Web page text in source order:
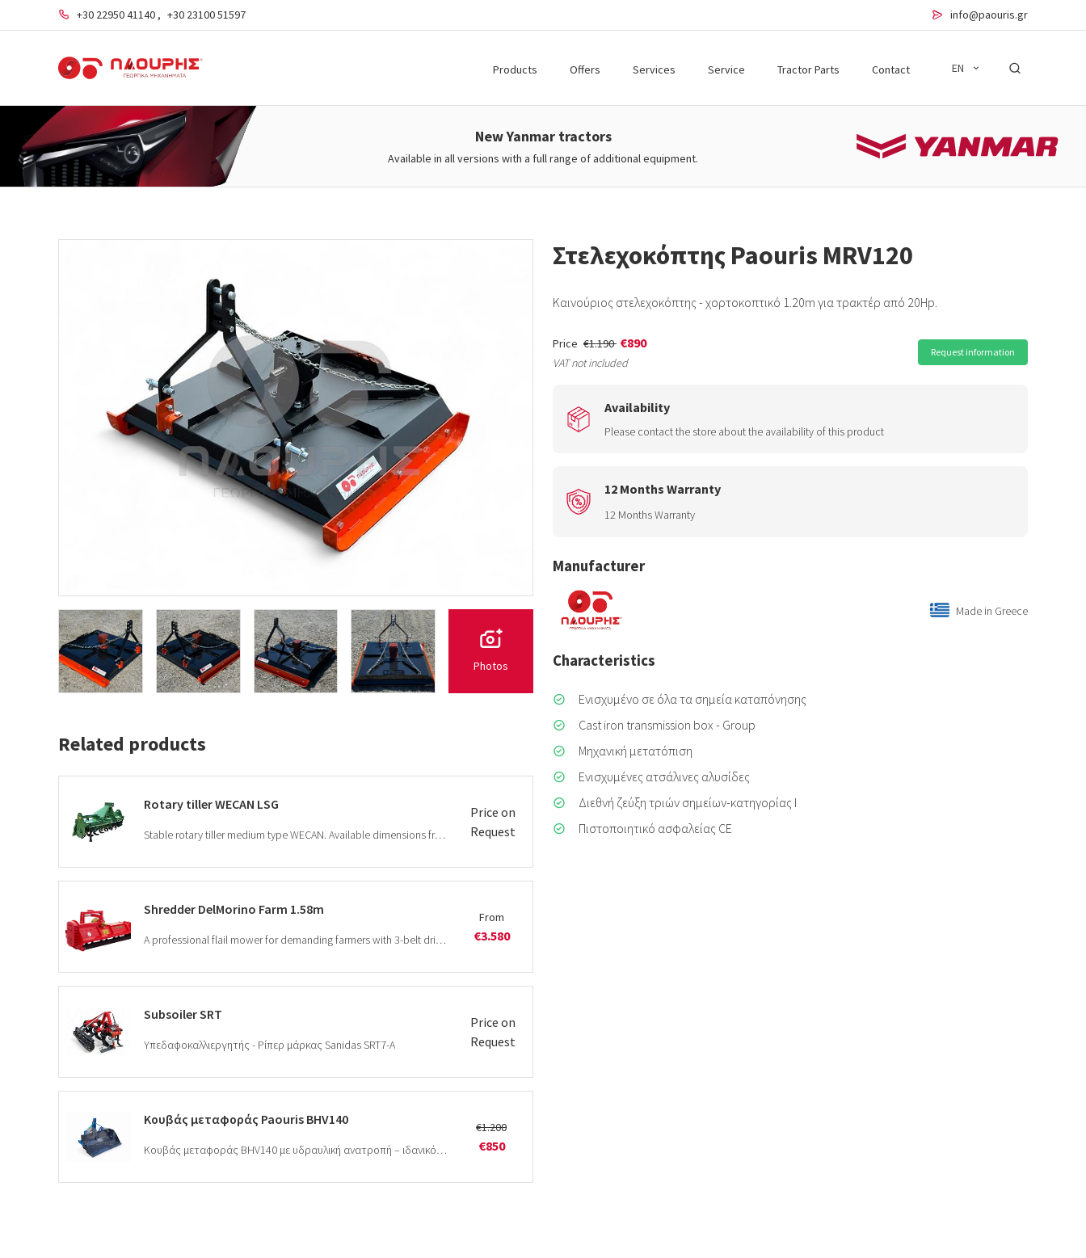
+30 22950 41140 , +30 23100 51597 info@paouris.gr
Products Offers Services Service Tractor Parts Contact EN
New Yanmar tractors
Available in all versions with a full range of additional equipment.
Photos
Related products
Rotary tiller WECAN LSG
Stable rotary tiller medium type WECAΝ. Available dimensions from 1,00m to 1,85m.
Price on
Request
Shredder DelMorino Farm 1.58m
A professional flail mower for demanding farmers with 3-belt drive and suitable for medium to high…
From
€3.580
Subsoiler SRT
Υπεδαφοκαλλιεργητής - Ρίπερ μάρκας Sanidas SRT7-A
Price on
Request
Κουβάς μεταφοράς Paouris BHV140
Κουβάς μεταφοράς BHV140 με υδραυλική ανατροπή – ιδανικός κάδος για πολλαπλές αγροτικές χρήσεις και λειτουργία ως…
€1.200
€850
Στελεχοκόπτης Paouris MRV120
Καινούριος στελεχοκόπτης - χορτοκοπτικό 1.20m για τρακτέρ από 20Hp.
Price €1.190 €890
VAT not included
Request information
Availability
Please contact the store about the availability of this product
12 Months Warranty
12 Months Warranty
Manufacturer
Made in Greece
Characteristics
Ενισχυμένο σε όλα τα σημεία καταπόνησης
Cast iron transmission box - Group
Μηχανική μετατόπιση
Ενισχυμένες ατσάλινες αλυσίδες
Διεθνή ζεύξη τριών σημείων-κατηγορίας I
Πιστοποιητικό ασφαλείας CE